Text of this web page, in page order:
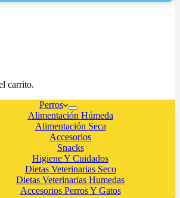
carrito.
Perros
Alimentación Húmeda
Alimentación Seca
Accesorios
Snacks
Higiene Y Cuidados
Dietas Veterinarias Seco
Dietas Veterinarias Humedas
Accesorios Perros Y Gatos